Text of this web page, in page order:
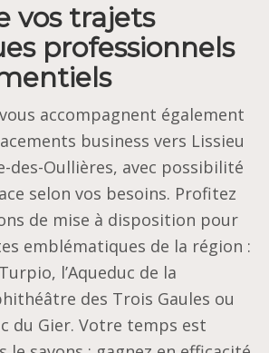
vos trajets
professionnels
accompagnent également
business vers Lissieu
des-Oullières, avec possibilité
selon vos besoins. Profitez
de mise à disposition pour
emblématiques de la région :
l’Aqueduc de la
des Trois Gaules ou
du Gier. Votre temps est